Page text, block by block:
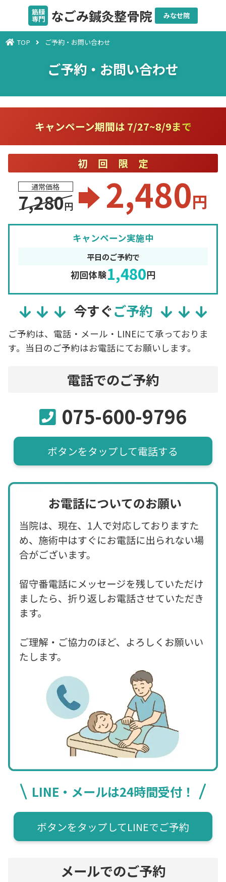
筋膜
専門 なごみ鍼灸整骨院 みなせ院
TOP ご予約・お問い合わせ
ご予約・お問い合わせ
キャンペーン期間は 7/27~8/9まで
初回限定
通常価格
7,280円 2,480円
キャンペーン実施中
平日のご予約で
初回体験1,480円
今すぐご予約
ご予約は、電話・メール・LINEにて承っておりま
す。当日のご予約はお電話にてお願いします。
電話でのご予約
075-600-9796
ボタンをタップして電話する
LINE・メールは24時間受付！
ボタンをタップしてLINEでご予約
メールでのご予約